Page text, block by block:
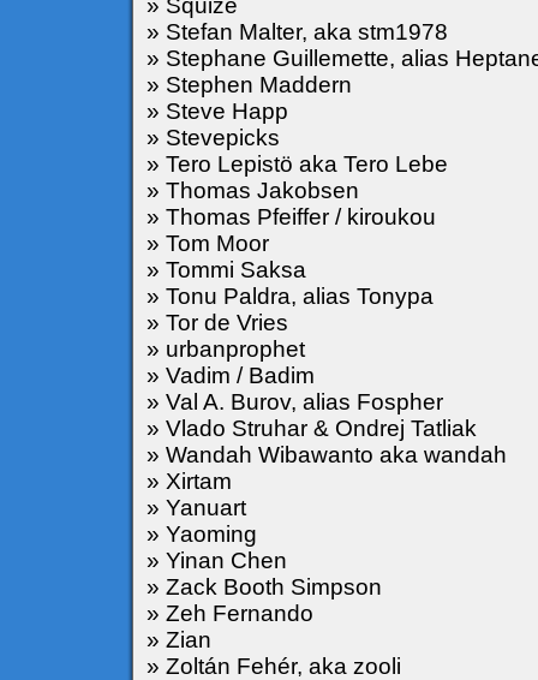
» Squize
» Stefan Malter, aka stm1978
» Stephane Guillemette, alias
» Stephen Maddern
» Steve Happ
» Stevepicks
» Tero Lepistö aka Tero Lebe
» Thomas Jakobsen
» Thomas Pfeiffer / kiroukou
» Tom Moor
» Tommi Saksa
» Tonu Paldra, alias Tonypa
» Tor de Vries
» urbanprophet
» Vadim / Badim
» Val A. Burov, alias Fospher
» Vlado Struhar & Ondrej Tatliak
» Wandah Wibawanto aka wandah
» Xirtam
» Yanuart
» Yaoming
» Yinan Chen
» Zack Booth Simpson
» Zeh Fernando
» Zian
» Zoltán Fehér, aka zooli